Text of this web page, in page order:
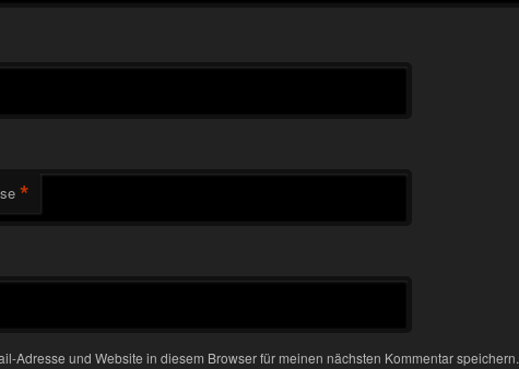
*
Adresse und Website in diesem Browser für meinen nächsten Kommentar speichern.